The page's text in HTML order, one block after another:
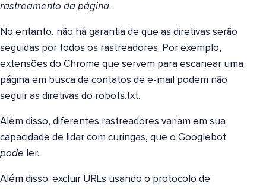
rastreamento da página.
No entanto, não há garantia de que as diretivas serão
seguidas por todos os rastreadores. Por exemplo,
extensões do Chrome que servem para escanear uma
página em busca de contatos de e-mail podem não
seguir as diretivas do robots.txt.
Além disso, diferentes rastreadores variam em sua
capacidade de lidar com curingas, que o Googlebot
pode ler.
Além disso: excluir URLs usando o protocolo de